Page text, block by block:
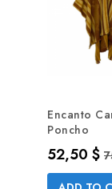
Encanto
Poncho
Precio
52,50 $